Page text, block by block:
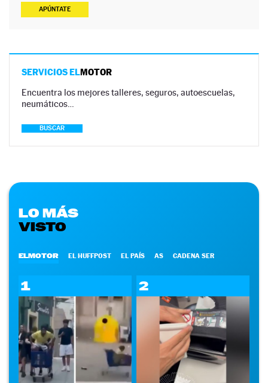
APÚNTATE
SERVICIOS ELMOTOR
Encuentra los mejores talleres, seguros, autoescuelas,
neumáticos…
BUSCAR
LO MÁS
VISTO
ELMOTOR EL HUFFPOST EL PAÍS AS CADENA SER
1 2